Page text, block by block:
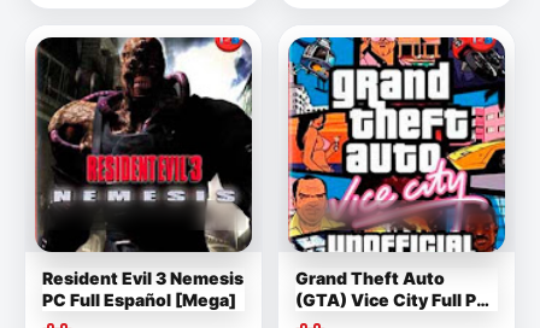
Resident Evil 3 Nemesis
PC Full Español [Mega]
Grand Theft Auto
(GTA) Vice City Full PC
Español 1 Link